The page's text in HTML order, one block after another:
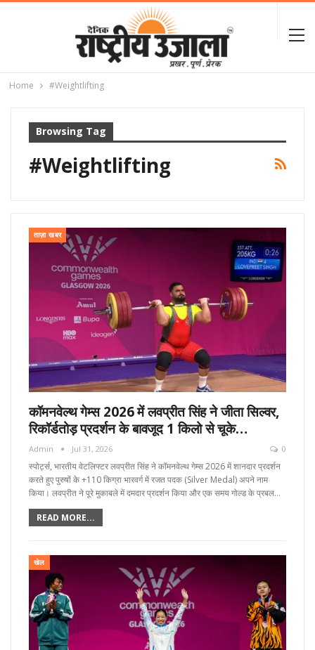
Home #Weightlifting
Browsing Tag
#Weightlifting
ताज़ा खबर
कॉमनवेल्थ गेम्स 2026 में लवप्रीत सिंह ने जीता सिल्वर,
रिकॉर्डतोड़ प्रदर्शन के बावजूद 1 किलो से चूके…
Admin Jul 31, 2026 0
स्पोर्ट्स, भारतीय वेटलिफ्टर लवप्रीत सिंह ने कॉमनवेल्थ गेम्स 2026 में शानदार प्रदर्शन
करते हुए पुरुषों के +110 किग्रा भारवर्ग में रजत पदक (Silver Medal) अपने नाम
किया। लवप्रीत ने पूरे मुकाबले में दमदार प्रदर्शन किया और एक समय गोल्ड के प्रबल…
READ MORE...
खेल